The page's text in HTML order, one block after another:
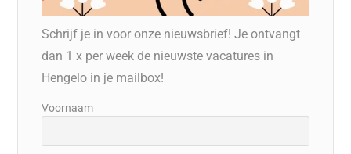
Schrijf je in voor onze nieuwsbrief! Je ontvangt
dan 1 x per week de nieuwste vacatures in
Hengelo in je mailbox!
Voornaam